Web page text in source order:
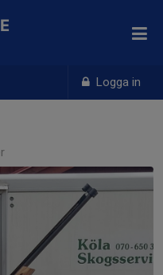
Logga in